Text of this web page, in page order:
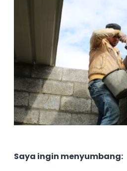
Saya ingin menyumbang: